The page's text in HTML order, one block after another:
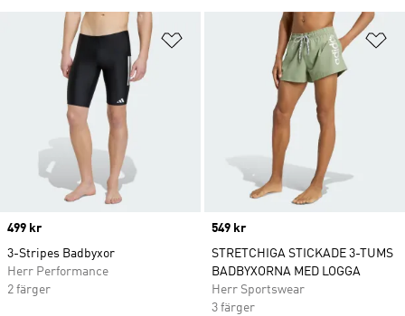
Lägg till på önskelistan
Price
499 kr
3-Stripes Badbyxor
Herr Performance
2 färger
Price
549 kr
STRETCHIGA STICKADE 3-TUMS
BADBYXORNA MED LOGGA
Herr Sportswear
3 färger